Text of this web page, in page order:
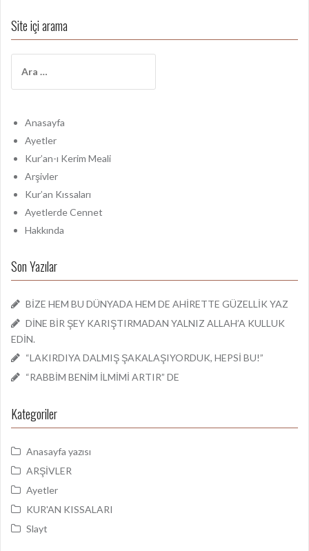
Site içi arama
a
a
Anasayfa
Ayetler
Kur’an-ı Kerim Meali
Arşivler
Kur’an Kıssaları
Ayetlerde Cennet
Hakkında
Son Yazılar
BİZE HEM BU DÜNYADA HEM DE AHİRETTE GÜZELLİK YAZ
DİNE BİR ŞEY KARIŞTIRMADAN YALNIZ ALLAH’A KULLUK
EDİN.
“LAKIRDIYA DALMIŞ ŞAKALAŞIYORDUK, HEPSİ BU!”
“RABBİM BENİM İLMİMİ ARTIR” DE
Kategoriler
Anasayfa yazısı
ARŞİVLER
Ayetler
KUR'AN KISSALARI
Slayt